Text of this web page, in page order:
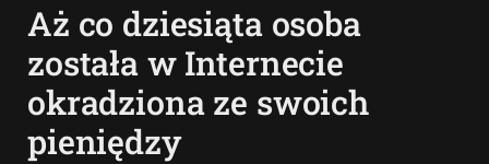
Aż co dziesiąta osoba
została w Internecie
okradziona ze swoich
pieniędzy